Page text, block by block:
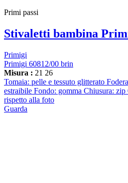
Primi passi
Stivaletti bambina
Primigi
Primigi 60812/00 brin
Misura : 21 26
Tomaia: pelle e tessuto glitterato
estraibile Fondo: gomma Chiusura:
rispetto alla foto
Guarda